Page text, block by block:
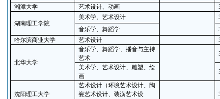
湘潭大学
艺术设计、动画
湖南理工学院
美术学、艺术设计
音乐学、舞蹈学
哈尔滨商业大学
艺术设计
北华大学
音乐学、舞蹈学、播音与主持
艺术
美术学、艺术设计、雕塑、绘
画
沈阳理工大学
艺术设计（环境艺术设计、陶
瓷艺术设计、装潢艺术设